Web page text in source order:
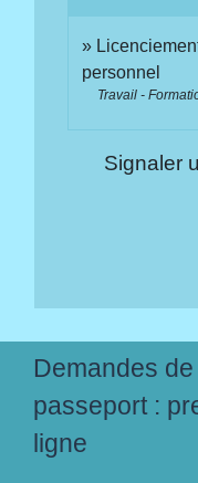
personnel
Travail -
Signaler
Demandes
passeport :
ligne